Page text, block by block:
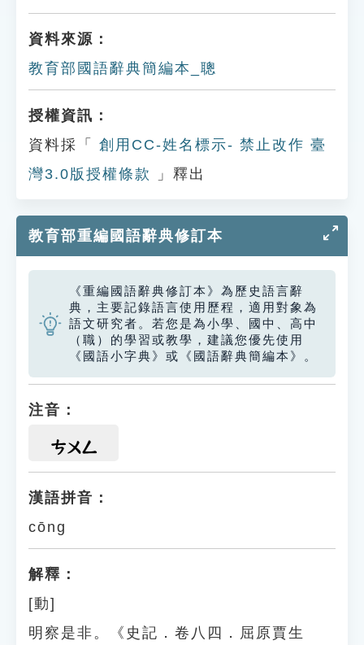
資料來源：
教育部國語辭典簡編本_聰
授權資訊：
資料採「
創用CC-姓名標示- 禁止改作 臺
灣3.0版授權條款
」釋出
教育部重編國語辭典修訂本
《重編國語辭典修訂本》為歷史語言辭
典，主要記錄語言使用歷程，適用對象為
語文研究者。若您是為小學、國中、高中
（職）的學習或教學，建議您優先使用
《國語小字典》或《國語辭典簡編本》。
注音：
ㄘㄨㄥ
漢語拼音：
cōng
解釋：
[動]
明察是非。《史記．卷八四．屈原賈生